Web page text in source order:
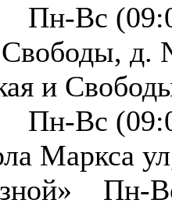
Пн-Вс
д.
и
Пн-Вс
Маркса
Пн-